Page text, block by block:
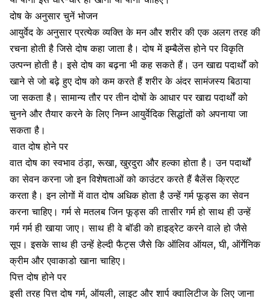
दोष के अनुसार चुनें भोजन
आयुर्वेद के अनुसार प्रत्येक व्यक्ति के मन और शरीर की एक अलग तरह की
रचना होती है जिसे दोष कहा जाता है। दोष में इम्बैलेंस होने पर विकृति
उत्पन्न होती है। इसे दोष का बढ़ना भी कह सकते हैं। उन खाद्य पदार्थों को
खाने से जो बढ़े हुए दोष को कम करते हैं शरीर के अंदर सामंजस्य बिठाया
जा सकता है। सामान्य तौर पर तीन दोषों के आधार पर खाद्य पदार्थों को
चुनने और तैयार करने के लिए निम्न आयुर्वेदिक सिद्धांतों को अपनाया जा
सकता है।
वात दोष होने पर
वात दोष का स्वभाव ठंड़ा, रूखा, खुरदुरा और हल्का होता है। उन पदार्थों
का सेवन करना जो इन विशेषताओं को काउंटर करते हैं बैलेंस क्रिएट
करता है। इन लोगों में वात दोष अधिक होता है उन्हें गर्म फूड्स का सेवन
करना चाहिए। गर्म से मतलब जिन फूड्स की तासीर गर्म हो साथ ही उन्हें
गर्म गर्म ही खाया जाए। साथ ही वे बॉडी को हाइड्रेट करने वाले हो जैसे
सूप। इसके साथ ही उन्हें हेल्दी फैट्स जैसे कि ऑलिव ऑयल, घी, ऑर्गेनिक
क्रीम और एवाकाडो खाना चाहिए।
पित्त दोष होने पर
इसी तरह पित्त दोष गर्म, ऑयली, लाइट और शार्प क्वालिटीज के लिए जाना